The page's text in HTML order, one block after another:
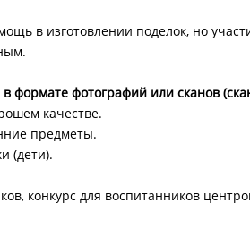
в изготовлении поделок, но
формате фотографий или сканов
качестве.
предметы.
(дети).
конкурс для воспитанников